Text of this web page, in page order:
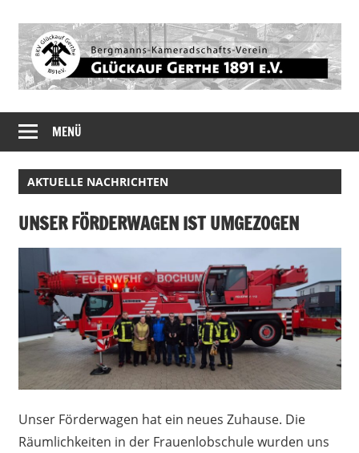
springen
BKV
Glückauf
Gerthe
1891
e.V.
MENÜ
AKTUELLE NACHRICHTEN
UNSER FÖRDERWAGEN IST UMGEZOGEN
Unser Förderwagen hat ein neues Zuhause. Die
Räumlichkeiten in der Frauenlobschule wurden uns